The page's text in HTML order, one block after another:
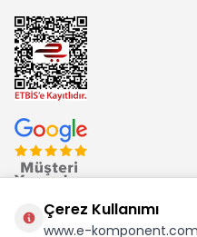
Çerez Kullanımı
www.e-